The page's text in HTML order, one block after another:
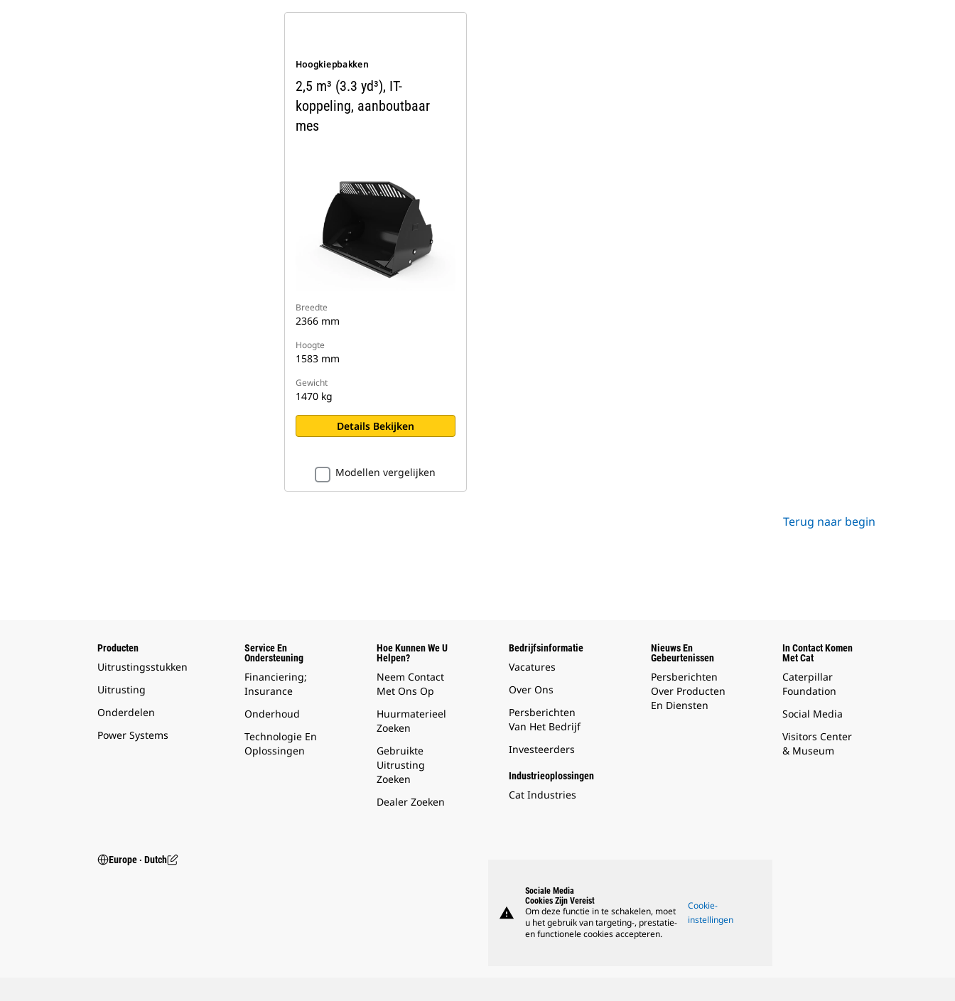
Hoogkiepbakken
2,5 m³ (3.3 yd³), IT-
koppeling, aanboutbaar
mes
Breedte
2366 mm
Hoogte
1583 mm
Gewicht
1470 kg
Details Bekijken
Modellen vergelijken
Terug naar begin
Producten
Uitrustingsstukken
Uitrusting
Onderdelen
Power Systems
Service En
Ondersteuning
Financiering;
Insurance
Onderhoud
Technologie En
Oplossingen
Hoe Kunnen We U
Helpen?
Neem Contact
Met Ons Op
Huurmaterieel
Zoeken
Gebruikte
Uitrusting
Zoeken
Dealer Zoeken
Bedrijfsinformatie
Vacatures
Over Ons
Persberichten
Van Het Bedrijf
Investeerders
Industrieoplossingen
Cat Industries
Nieuws En
Gebeurtenissen
Persberichten
Over Producten
En Diensten
In Contact Komen
Met Cat
Caterpillar
Foundation
Social Media
Visitors Center
& Museum
Europe ‧ Dutch
warning
Sociale Media
Cookies Zijn Vereist
Om deze functie in te schakelen, moet
u het gebruik van targeting-, prestatie-
en functionele cookies accepteren.
Cookie-
instellingen